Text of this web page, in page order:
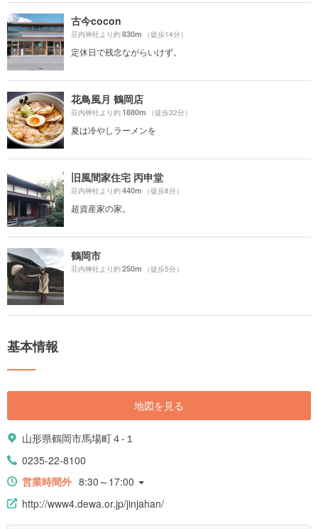
古今cocon
荘内神社より約830m （徒歩14分）
定休日で残念ながらいけず。
花鳥風月 鶴岡店
荘内神社より約1880m （徒歩32分）
夏は冷やしラーメンを
旧風間家住宅 丙申堂
荘内神社より約440m （徒歩8分）
超資産家の家。
鶴岡市
荘内神社より約250m （徒歩5分）
基本情報
地図を見る
山形県鶴岡市馬場町４-１
0235-22-8100
営業時間外 8:30～17:00
http://www4.dewa.or.jp/jinjahan/